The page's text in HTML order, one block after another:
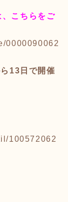
、こちらをご
0000090062
13日で開催
100572062